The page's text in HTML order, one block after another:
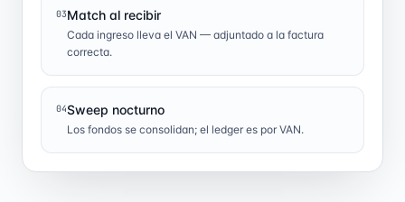
03Match al recibir
Cada ingreso lleva el VAN — adjuntado a la factura
correcta.
04Sweep nocturno
Los fondos se consolidan; el ledger es por VAN.